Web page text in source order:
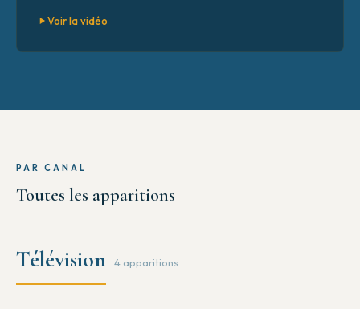
Voir la vidéo
PAR CANAL
Toutes les apparitions
Télévision 4 apparitions